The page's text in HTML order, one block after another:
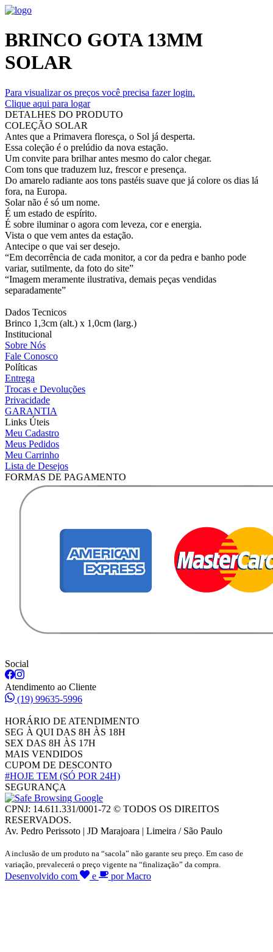
BRINCO GOTA 13MM
SOLAR
Para visualizar os preços você precisa fazer login.
Clique aqui para logar
DETALHES DO PRODUTO
COLEÇÃO SOLAR
Antes que a Primavera floresça, o Sol já desperta.
Essa coleção é o prelúdio da nova estação.
Um convite para brilhar antes mesmo do calor chegar.
Com tons que traduzem luz, frescor e presença.
Do amarelo radiante aos tons pastéis suave que já colore os dias lá
fora, na Europa.
Solar não é só um nome.
É um estado de espírito.
É sobre iluminar o agora com leveza, cor e energia.
Vista o que vem antes da estação.
Antecipe o que vai ser desejo.
“Em decorrência de cada monitor, a cor da pedra e banho pode
variar, sutilmente, da foto do site”
“Imagem meramente ilustrativa, demais peças vendidas
separadamente”
Dados Tecnicos
Brinco 1,3cm (alt.) x 1,0cm (larg.)
Institucional
Sobre Nós
Fale Conosco
Políticas
Entrega
Trocas e Devoluções
Privacidade
GARANTIA
Links Úteis
Meu Cadastro
Meus Pedidos
Meu Carrinho
Lista de Desejos
FORMAS DE PAGAMENTO
Social
Atendimento ao Cliente
(19) 99635-5996
HORÁRIO DE ATENDIMENTO
SEG À QUI DAS 8H ÀS 18H
SEX DAS 8H ÀS 17H
MAIS VENDIDOS
CUPOM DE DESCONTO
#HOJE TEM (SÓ POR 24H)
SEGURANÇA
CPNJ: 14.611.331/0001-72 © TODOS OS DIREITOS
RESERVADOS.
Av. Pedro Perissoto | JD Marajoara | Limeira / São Paulo
A inclusão de um produto na “sacola” não garante seu preço. Em caso de
variação, prevalecerá o preço vigente na “finalização” da compra.
Desenvolvido com e por Macro